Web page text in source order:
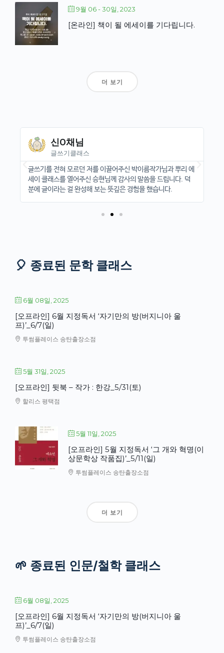
9월 06 - 30일, 2023
[온라인] 책이 될 에세이를 기다립니다.
더 보기
신O채님
글쓰기클래스
글쓰기를 전혀 모르던 저를 이끌어주신 박이름작가님과 뿌리 에
세이 클래스를 열어주신 승현님께 감사의 말씀을 드립니다. 덕
분에 글이라는 걸 완성해 보는 뜻깊은 경험을 했습니다.
🎈 종료된 문학 클래스
6월 08일, 2025
[오프라인] 6월 지정독서 ‘자기만의 방(버지니아 울
프)’_6/7(일)
투썸플레이스 송탄출장소점
5월 31일, 2025
[오프라인] 뒷북 – 작가 : 한강_5/31(토)
할리스 평택점
5월 11일, 2025
[오프라인] 5월 지정독서 ‘그 개와 혁명(이
상문학상 작품집)’_5/11(일)
투썸플레이스 송탄출장소점
더 보기
🌱 종료된 인문/철학 클래스
6월 08일, 2025
[오프라인] 6월 지정독서 ‘자기만의 방(버지니아 울
프)’_6/7(일)
투썸플레이스 송탄출장소점